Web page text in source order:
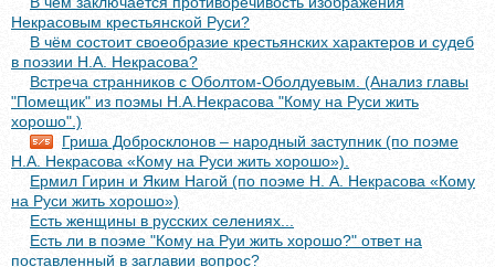
Некрасовым крестьянской Руси?
В чём состоит своеобразие крестьянских характеров и судеб
в поэзии Н.А. Некрасова?
Встреча странников с Оболтом-Оболдуевым. (Анализ главы
"Помещик" из поэмы Н.А.Некрасова "Кому на Руси жить
хорошо".)
Гриша Добросклонов – народный заступник (по поэме
Н.А. Некрасова «Кому на Руси жить хорошо»).
Ермил Гирин и Яким Нагой (по поэме Н. А. Некрасова «Кому
на Руси жить хорошо»)
Есть женщины в русских селениях...
Есть ли в поэме "Кому на Руи жить хорошо?" ответ на
поставленный в заглавии вопрос?